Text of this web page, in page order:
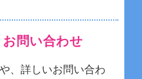
問い合わせ
、詳しいお問い合わ